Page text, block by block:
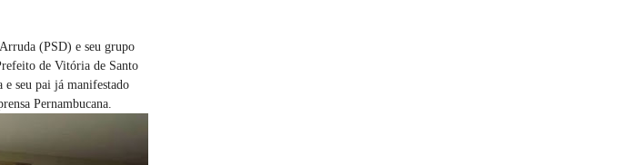
(PSD) e seu grupo
de Vitória de Santo
seu pai já manifestado
Pernambucana.